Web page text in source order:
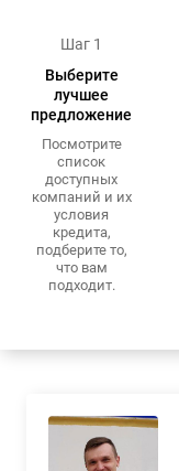
Шаг 1
Выберите
лучшее
предложение
Посмотрите
список
доступных
компаний и их
условия
кредита,
подберите то,
что вам
подходит.